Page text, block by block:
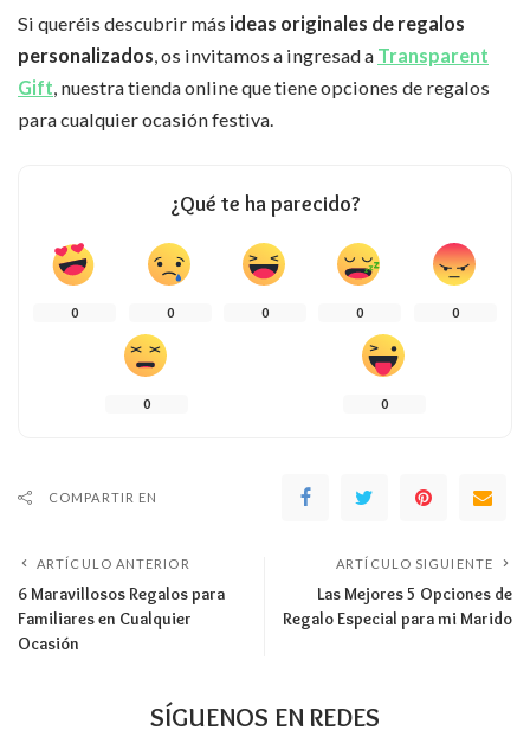
Si queréis descubrir más ideas originales de regalos
personalizados, os invitamos a ingresad a Transparent
Gift, nuestra tienda online que tiene opciones de regalos
para cualquier ocasión festiva.
¿Qué te ha parecido?
0 0 0 0 0
0 0
COMPARTIR EN
ARTÍCULO ANTERIOR
6 Maravillosos Regalos para
Familiares en Cualquier
Ocasión
ARTÍCULO SIGUIENTE
Las Mejores 5 Opciones de
Regalo Especial para mi Marido
SÍGUENOS EN REDES